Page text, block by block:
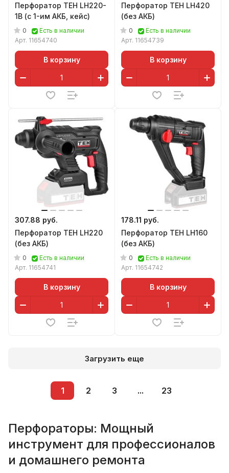
Перфоратор TEH LH220-
1B (с 1-им АКБ, кейс)
0
Есть в наличии
Арт. 11654740
В корзину
Перфоратор TEH LH420
(без АКБ)
0
Есть в наличии
Арт. 11654739
В корзину
307.88 руб.
Перфоратор TEH LH220
(без АКБ)
0
Есть в наличии
Арт. 11654741
В корзину
178.11 руб.
Перфоратор TEH LH160
(без АКБ)
0
Есть в наличии
Арт. 11654742
В корзину
Загрузить еще
1 2 3 ... 23
Перфораторы: Мощный
инструмент для профессионалов
и домашнего ремонта